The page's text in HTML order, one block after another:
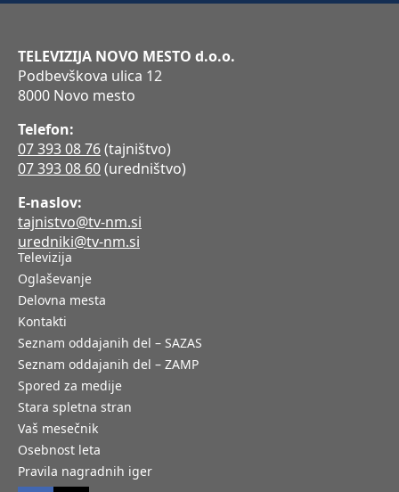
TELEVIZIJA NOVO MESTO d.o.o.
Podbevškova ulica 12
8000 Novo mesto
Telefon:
07 393 08 76(tajništvo)
07 393 08 60(uredništvo)
E-naslov:
tajnistvo@tv-nm.si
uredniki@tv-nm.si
Televizija
Oglaševanje
Delovna mesta
Kontakti
Seznam oddajanih del – SAZAS
Seznam oddajanih del – ZAMP
Spored za medije
Stara spletna stran
Vaš mesečnik
Osebnost leta
Pravila nagradnih iger